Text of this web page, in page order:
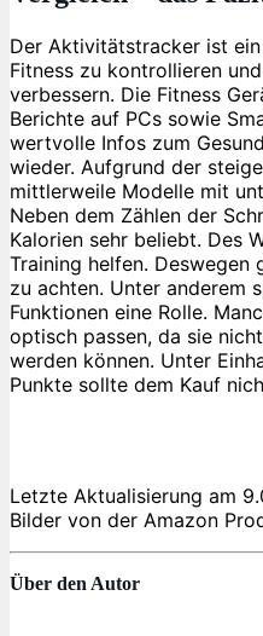
Der Aktivitätstracker ist
Fitness zu kontrollieren
verbessern. Die Fitness
Berichte auf PCs sowie
wertvolle Infos zum
wieder. Aufgrund der
mittlerweile Modelle mit
Neben dem Zählen der
Kalorien sehr beliebt. Des
Training helfen. Deswegen
zu achten. Unter anderem
Funktionen eine Rolle.
optisch passen, da sie
werden können. Unter
Punkte sollte dem Kauf
Letzte Aktualisierung am
Bilder von der Amazon
Über den Autor